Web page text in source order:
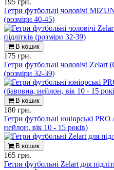
195 грн.
Гетри футбольні чоловічі
(розміри 40-45)
В кошик
175 грн.
Гетри футбольні чоловічі Zelart
(розміри 32-39)
В кошик
180 грн.
Гетри футбольні юніорські
нейлон, вік 10 - 15 років)
В кошик
165 грн.
Гетри футбольні Zelart для